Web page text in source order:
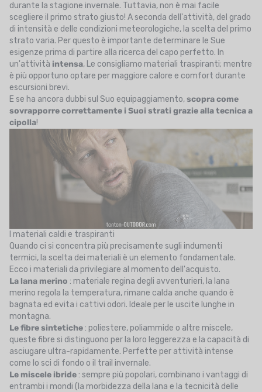
CONTATTO
durante la stagione invernale. Tuttavia, non è mai facile
scegliere il primo strato giusto! A seconda dell'attività, del grado
di intensità e delle condizioni meteorologiche, la scelta del primo
strato varia. Per questo è importante determinare le Sue
esigenze prima di partire alla ricerca del capo perfetto. In
un'attività intensa, Le consigliamo materiali traspiranti; mentre
è più opportuno optare per maggiore calore e comfort durante
escursioni brevi.
E se ha ancora dubbi sul Suo equipaggiamento,scopra come
sovrapporre correttamente i Suoi strati grazie alla tecnica a
cipolla!
I materiali caldi e traspiranti
Quando ci si concentra più precisamente sugli indumenti
termici, la scelta dei materiali è un elemento fondamentale.
Ecco i materiali da privilegiare al momento dell'acquisto.
La lana merino : materiale regina degli avventurieri, la lana
merino regola la temperatura, rimane calda anche quando è
bagnata ed evita i cattivi odori. Ideale per le uscite lunghe in
montagna.
Le fibre sintetiche : poliestere, poliammide o altre miscele,
queste fibre si distinguono per la loro leggerezza e la capacità di
asciugare ultra-rapidamente. Perfette per attività intense
come lo sci di fondo o il trail invernale.
Le miscele ibride : sempre più popolari, combinano i vantaggi di
entrambi i mondi (la morbidezza della lana e la tecnicità delle